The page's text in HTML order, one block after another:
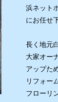
浜ネット
にお任せ
長く地元
大家オー
アップた
リフォー
フローリ